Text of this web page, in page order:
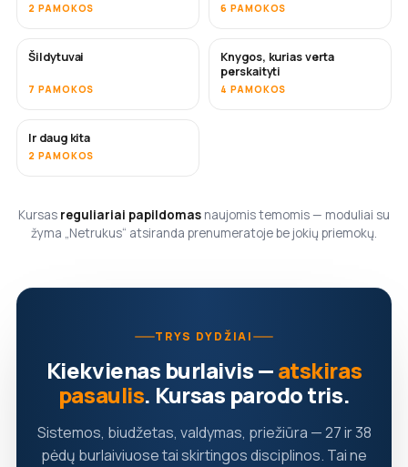
2 PAMOKOS 6 PAMOKOS
NETRUKUS
Šildytuvai
7 PAMOKOS
NETRUKUS
Knygos, kurias verta
perskaityti
4 PAMOKOS
NETRUKUS
Ir daug kita
2 PAMOKOS
Kursas reguliariai papildomas naujomis temomis — moduliai su
žyma „Netrukus“ atsiranda prenumeratoje be jokių priemokų.
TRYS DYDŽIAI
Kiekvienas burlaivis —atskiras
pasaulis. Kursas parodo tris.
Sistemos, biudžetas, valdymas, priežiūra — 27 ir 38
pėdų burlaiviuose tai skirtingos disciplinos. Tai ne